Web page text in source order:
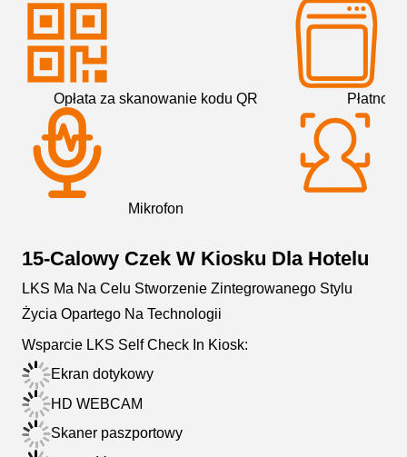
Opłata za skanowanie kodu QR
Mikrofon
15-Calowy Czek W Kiosku Dla Hotelu
LKS Ma Na Celu Stworzenie Zintegrowanego Stylu
Życia Opartego Na Technologii
Wsparcie LKS Self Check In Kiosk:
Ekran dotykowy
HD WEBCAM
Skaner paszportowy